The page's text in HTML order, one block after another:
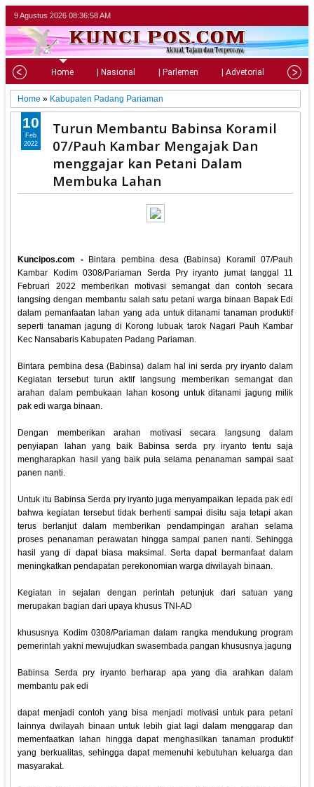
9 Agustus 2026 08:37:00 AM
Home | Nasional | Parlemen | Advetorial |
Home » Kabupaten Padang Pariaman
Turun Membantu Babinsa Koramil
07/Pauh Kambar Mengajak Dan
menggajar kan Petani Dalam
Membuka Lahan
Kuncipos.com -
Bintara pembina desa (Babinsa) Koramil 07/Pauh
Kambar Kodim 0308/Pariaman Serda Pry iryanto jumat tanggal 11
Februari 2022 memberikan motivasi semangat dan contoh secara
langsing dengan membantu salah satu petani warga binaan Bapak Edi
dalam pemanfaatan lahan yang ada untuk ditanami tanaman produktif
seperti tanaman jagung di Korong lubuak tarok Nagari Pauh Kambar
Kec Nansabaris Kabupaten Padang Pariaman.
Bintara pembina desa (Babinsa) dalam hal ini serda pry iryanto dalam
Kegiatan tersebut turun aktif langsung memberikan semangat dan
arahan dalam pembukaan lahan kosong untuk ditanami jagung milik
pak edi warga binaan.
Dengan memberikan arahan motivasi secara langsung dalam
penyiapan lahan yang baik Babinsa serda pry iryanto tentu saja
mengharapkan hasil yang baik pula selama penanaman sampai saat
panen nanti.
Untuk itu Babinsa Serda pry iryanto juga menyampaikan lepada pak edi
bahwa kegiatan tersebut tidak berhenti sampai disitu saja tetapi akan
terus berlanjut dalam memberikan pendampingan arahan selama
proses penanaman perawatan hingga sampai panen nanti. Sehingga
hasil yang di dapat biasa maksimal. Serta dapat bermanfaat dalam
meningkatkan pendapatan perekonomian warga diwilayah binaan.
Kegiatan in sejalan dengan perintah petunjuk dari satuan yang
merupakan bagian dari upaya khusus TNI-AD
khususnya Kodim 0308/Pariaman dalam rangka mendukung program
pemerintah yakni mewujudkan swasembada pangan khususnya jagung
Babinsa Serda pry iryanto berharap apa yang dia arahkan dalam
membantu pak edi
dapat menjadi contoh yang bisa menjadi motivasi untuk para petani
lainnya dwilayah binaan untuk lebih giat lagi dalam menggarap dan
memenfaatkan lahan hingga dapat menghasilkan tanaman produktif
yang berkualitas, sehingga dapat memenuhi kebutuhan keluarga dan
masyarakat.
10
Feb
2022